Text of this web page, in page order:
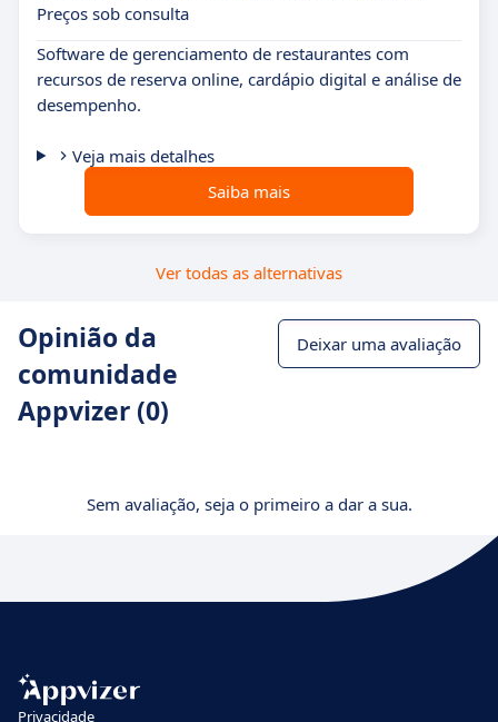
Preços sob consulta
Software de gerenciamento de restaurantes com
recursos de reserva online, cardápio digital e análise de
desempenho.
Veja mais detalhes
Saiba mais
Ver todas as alternativas
Opinião da
comunidade
Appvizer (0)
Deixar uma avaliação
Sem avaliação, seja o primeiro a dar a sua.
Privacidade